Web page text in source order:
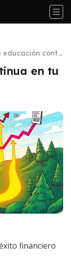
conti
financi
en tu
financiero